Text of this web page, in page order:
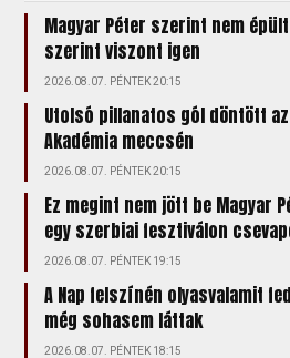
Magyar Péter szerint nem
szerint viszont igen
2026.08.07. PÉNTEK 20:15
Utolsó pillanatos gól döntött az
Akadémia meccsén
2026.08.07. PÉNTEK 20:15
Ez megint nem jött be Magyar
egy szerbiai fesztiválon
2026.08.07. PÉNTEK 19:15
A Nap felszínén olyasvalamit
még sohasem láttak
2026.08.07. PÉNTEK 18:15